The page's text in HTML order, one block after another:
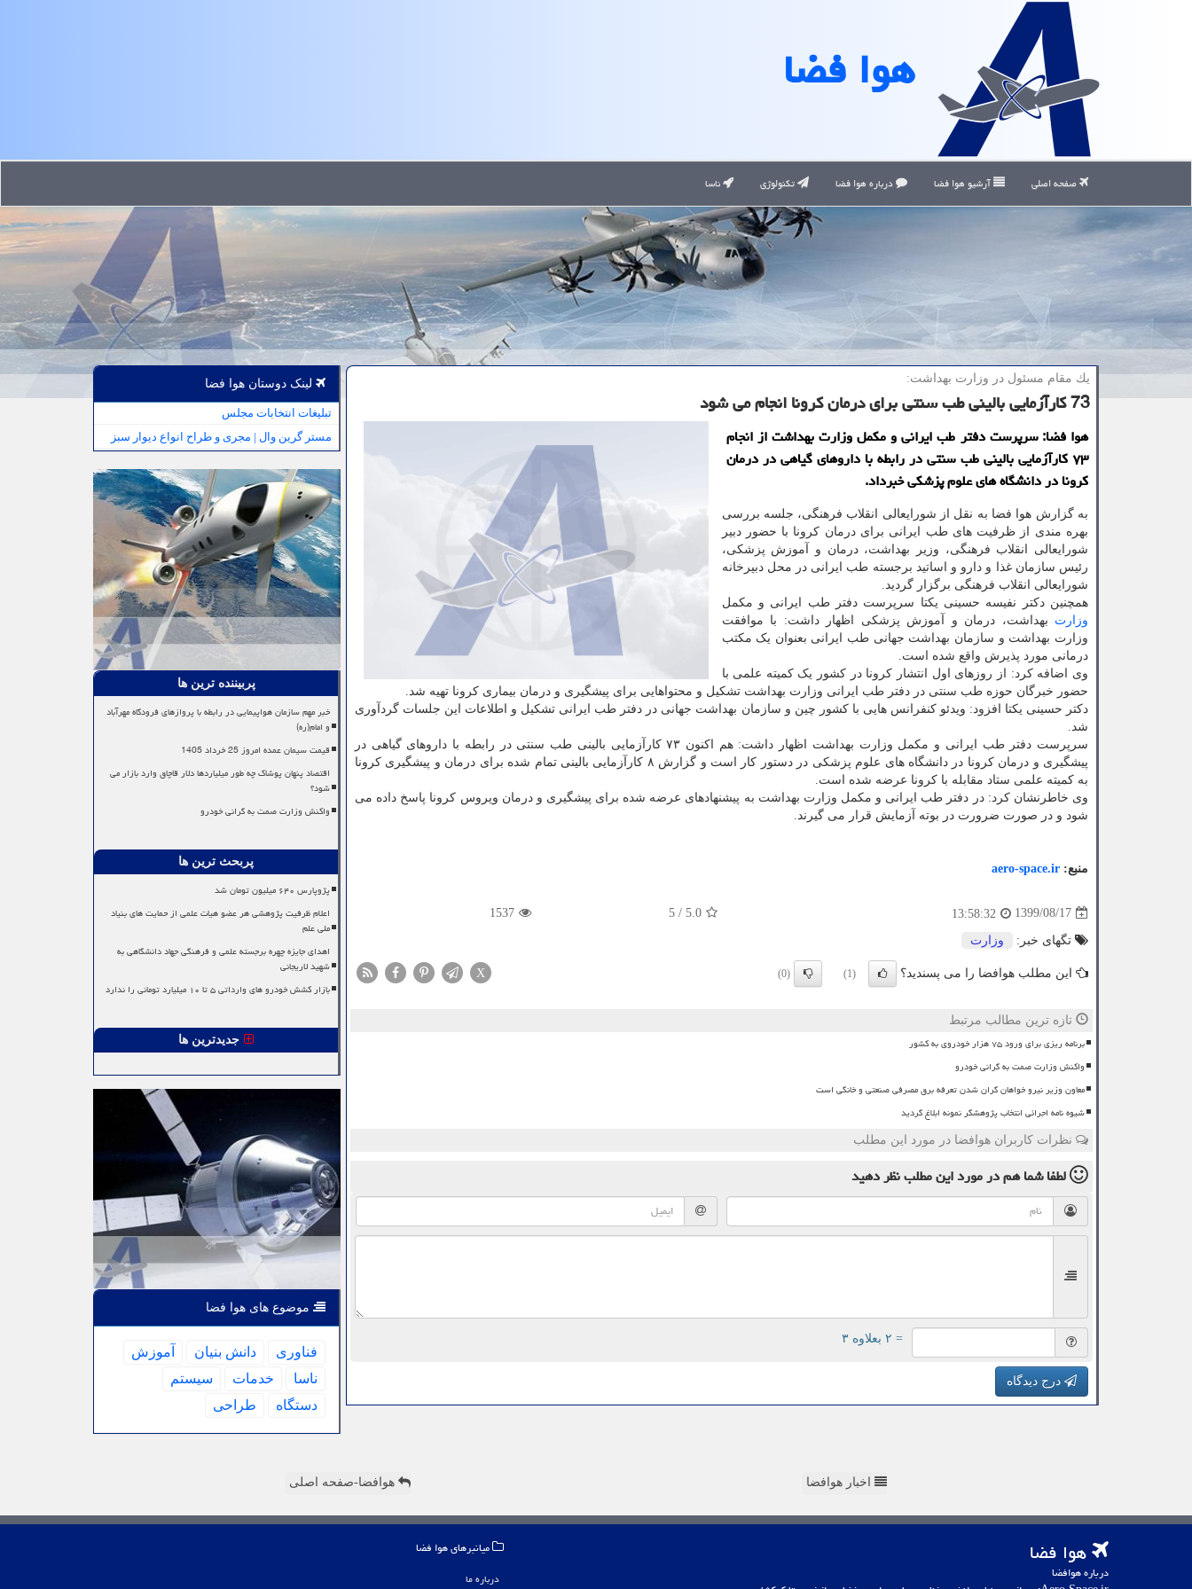
هوا فضا
صفحه اصلی آرشیو هوا فضا درباره هوا فضا تکنولوژی ناسا
یك مقام مسئول در وزارت بهداشت:
73 كارآزمایی بالینی طب سنتی برای درمان كرونا انجام می شود
هوا فضا: سرپرست دفتر طب ایرانی و مكمل وزارت بهداشت از انجام
۷۳ كارآزمایی بالینی طب سنتی در رابطه با داروهای گیاهی در درمان
كرونا در دانشگاه های علوم پزشكی خبرداد.
به گزارش هوا فضا به نقل از شورایعالی انقلاب فرهنگی، جلسه بررسی
بهره مندی از ظرفیت های طب ایرانی برای درمان کرونا با حضور دبیر
شورایعالی انقلاب فرهنگی، وزیر بهداشت، درمان و آموزش پزشکی،
رئیس سازمان غذا و دارو و اساتید برجسته طب ایرانی در محل دبیرخانه
شورایعالی انقلاب فرهنگی برگزار گردید.
همچنین دکتر نفیسه حسینی یکتا سرپرست دفتر طب ایرانی و مکمل
وزارت بهداشت، درمان و آموزش پزشکی اظهار داشت: با موافقت
وزارت بهداشت و سازمان بهداشت جهانی طب ایرانی بعنوان یک مکتب
درمانی مورد پذیرش واقع شده است.
وی اضافه کرد: از روزهای اول انتشار کرونا در کشور یک کمیته علمی با
حضور خبرگان حوزه طب سنتی در دفتر طب ایرانی وزارت بهداشت تشکیل و محتواهایی برای پیشگیری و درمان بیماری کرونا تهیه شد.
دکتر حسینی یکتا افزود: ویدئو کنفرانس هایی با کشور چین و سازمان بهداشت جهانی در دفتر طب ایرانی تشکیل و اطلاعات این جلسات گردآوری
شد.
سرپرست دفتر طب ایرانی و مکمل وزارت بهداشت اظهار داشت: هم اکنون ۷۳ کارآزمایی بالینی طب سنتی در رابطه با داروهای گیاهی در
پیشگیری و درمان کرونا در دانشگاه های علوم پزشکی در دستور کار است و گزارش ۸ کارآزمایی بالینی تمام شده برای درمان و پیشگیری کرونا
به کمیته علمی ستاد مقابله با کرونا عرضه شده است.
وی خاطرنشان کرد: در دفتر طب ایرانی و مکمل وزارت بهداشت به پیشنهادهای عرضه شده برای پیشگیری و درمان ویروس کرونا پاسخ داده می
شود و در صورت ضرورت در بوته آزمایش قرار می گیرند.
منبع: aero-space.ir
1399/08/17
13:58:32
5.0
/
5
1537
تگهای خبر: وزارت
این مطلب هوافضا را می پسندید؟ (1)
(0)
X
تازه ترین مطالب مرتبط
برنامه ریزی برای ورود ۷۵ هزار خودروی به کشور
واکنش وزارت صمت به گرانی خودرو
معاون وزیر نیرو خواهان گران شدن تعرفه برق مصرفی صنعتی و خانگی است
شیوه نامه اجرائی انتخاب پژوهشگر نمونه ابلاغ گردید
نظرات کاربران هوافضا در مورد این مطلب
لطفا شما همدر مورد این مطلبنظر دهید
= ۲ بعلاوه ۳
درج دیدگاه
لینک دوستان هوا فضا
تبلیغات انتخابات مجلس
مستر گرین وال | مجری و طراح انواع دیوار سبز
پربیننده ترین ها
خبر مهم سازمان هواپیمایی در رابطه با پروازهای فرودگاه مهرآباد
و امام(ره)
قیمت سیمان عمده امروز 25 خرداد 1405
اقتصاد پنهان پوشاک چه طور میلیاردها دلار قاچاق وارد بازار می
شود؟
واکنش وزارت صمت به گرانی خودرو
پربحث ترین ها
پژوپارس ۶۴۰ میلیون تومان شد
اعلام ظرفیت پژوهشی هر عضو هیات علمی از حمایت های بنیاد
ملی علم
اهدای جایزه چهره برجسته علمی و فرهنگی جهاد دانشگاهی به
شهید لاریجانی
بازار کشش خودرو های وارداتی ۵ تا ۱۰ میلیارد تومانی را ندارد
جدیدترین ها
موضوع های هوا فضا
فناوری دانش بنیان
آموزش
ناسا
خدمات
سیستم
دستگاه
طراحی
اخبار هوافضا هوافضا-صفحه اصلی
هوا فضا
درباره هوافضا
میانبرهای هوا فضا
درباره ما